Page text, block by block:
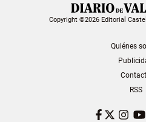
Copyright ©2026 Editorial
Quiénes
RSS
Facebook
Twitter